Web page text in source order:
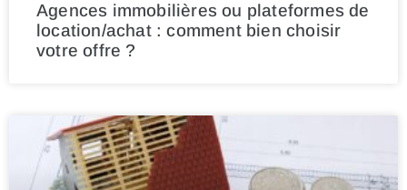
Agences immobilières ou plateformes de
location/achat : comment bien choisir
votre offre ?